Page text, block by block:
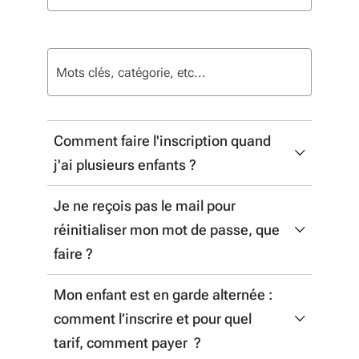
Comment faire l'inscription quand
j'ai plusieurs enfants ?
A l'ouverture des inscriptions, le
9/06/2026, vous pouvez inscrire votre
enfant directement
résidence sur la carte.
Il convient d'inscrire tous les enfants en
Je ne reçois pas le mail pour
réinitialiser mon mot de passe, que
faire ?
Nous vous recommandons de vérifier vos
courriers indésirables (spams) et de vous
assurer que votre adresse mail est
Mon enfant est en garde alternée :
comment l’inscrire et pour quel
tarif, comment payer ?